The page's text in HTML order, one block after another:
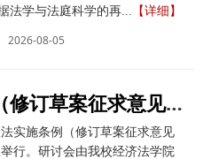
法学与法庭科学的再...
【详细】
2026-08-05
《著作权法实施条例（修订草案征求意见稿）》专家研讨会在我校举办
实施条例（修订草案征求意见
行。研讨会由我校经济法学院